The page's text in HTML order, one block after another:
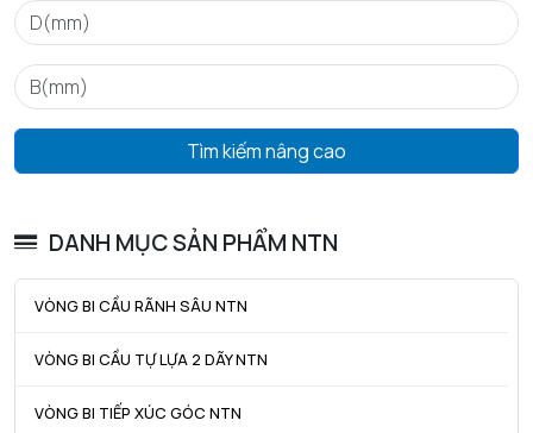
Tìm kiếm nâng cao
DANH MỤC SẢN PHẨM NTN
VÒNG BI CẦU RÃNH SÂU NTN
VÒNG BI CẦU TỰ LỰA 2 DÃY NTN
VÒNG BI TIẾP XÚC GÓC NTN
Da max - Đường kính vai tối đa OR 75 mm
ra max - Bán kính góc lượn tối đa trục & vỏ